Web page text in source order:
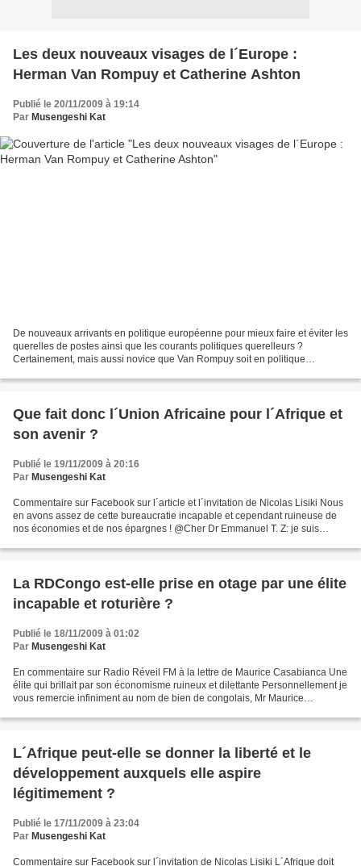
Les deux nouveaux visages de l´Europe :
Herman Van Rompuy et Catherine Ashton
Publié le 20/11/2009 à 19:14
Par Musengeshi Kat
De nouveaux arrivants en politique européenne pour mieux faire et éviter les
querelles de postes ainsi que les courants politiques querelleurs ?
Certainement, mais aussi novice que Van Rompuy soit en politique
Que fait donc l´Union Africaine pour l´Afrique et
son avenir ?
Publié le 19/11/2009 à 20:16
Par Musengeshi Kat
Commentaire sur Facebook sur l´article et l´invitation de Nicolas Lisiki Nous
en avons assez de cette bureaucratie incapable et cependant ruineuse de
nos économies et de nos épargnes ! @Cher Dr Emmanuel T. Z: je suis
La RDCongo est-elle prise en otage par une élite
incapable et roturière ?
Publié le 18/11/2009 à 01:02
Par Musengeshi Kat
En commentaire sur Radio Réveil FM à la lettre de Maurice Casabianca Une
élite qui brillait par son économisme ruineux et dilettante Personnellement je
vous remercie infiniment au nom de bien de congolais, Mr Maurice
L´Afrique peut-elle se donner la liberté et le
développement auxquels elle aspire
légitimement ?
Publié le 17/11/2009 à 23:04
Par Musengeshi Kat
Commentaire sur Facebook sur l´invitation de Nicolas Lisiki L´Afrique doit